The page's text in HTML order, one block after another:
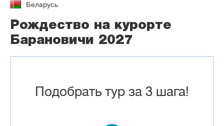
Беларусь
Рождество на курорте
Барановичи 2027
Подобрать тур за 3 шага!